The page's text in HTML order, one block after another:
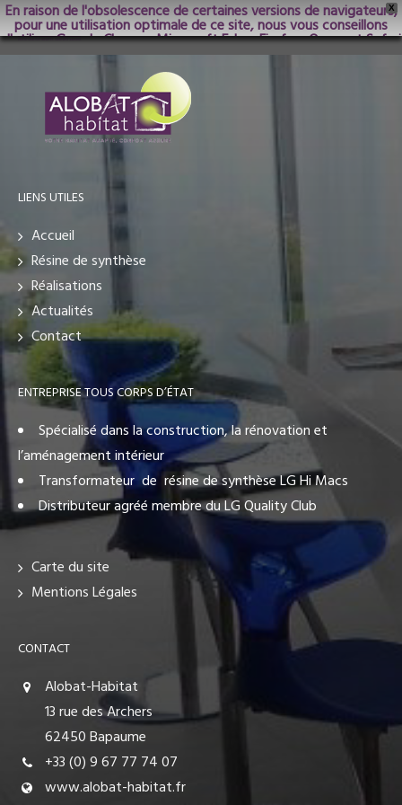
X
En raison de l'obsolescence de certaines versions de navigateurs,
pour une utilisation optimale de ce site, nous vous conseillons
d'utiliser Google Chrome; Microsoft Edge, Firefox, Opera et Safari
dans les versions les plus récentes.
LIENS UTILES
Accueil
Résine de synthèse
Réalisations
Actualités
Contact
ENTREPRISE TOUS CORPS D’ÉTAT
Spécialisé dans la construction, la rénovation et
l’aménagement intérieur
Transformateur de résine de synthèse LG Hi Macs
Distributeur agréé membre du LG Quality Club
Carte du site
Mentions Légales
CONTACT
Alobat-Habitat
13 rue des Archers
62450 Bapaume
+33 (0) 9 67 77 74 07
www.alobat-habitat.fr